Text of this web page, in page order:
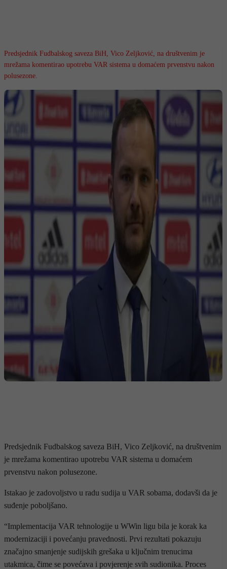
Predsjednik Fudbalskog saveza BiH, Vico Zeljković, na društvenim je
mrežama komentirao upotrebu VAR sistema u domaćem prvenstvu nakon
polusezone.
Predsjednik Fudbalskog saveza BiH, Vico Zeljković, na društvenim
je mrežama komentirao upotrebu VAR sistema u domaćem
prvenstvu nakon polusezone.
Istakao je zadovoljstvo u radu sudija u VAR sobama, dodavši da je
suđenje poboljšano.
“Implementacija VAR tehnologije u WWin ligu bila je korak ka
modernizaciji i povećanju pravednosti. Prvi rezultati pokazuju
značajno smanjenje sudijskih grešaka u ključnim trenucima
utakmica, čime se povećava i povjerenje svih sudionika. Proces